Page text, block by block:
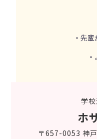
・先
学
ホ
〒657-0053 神